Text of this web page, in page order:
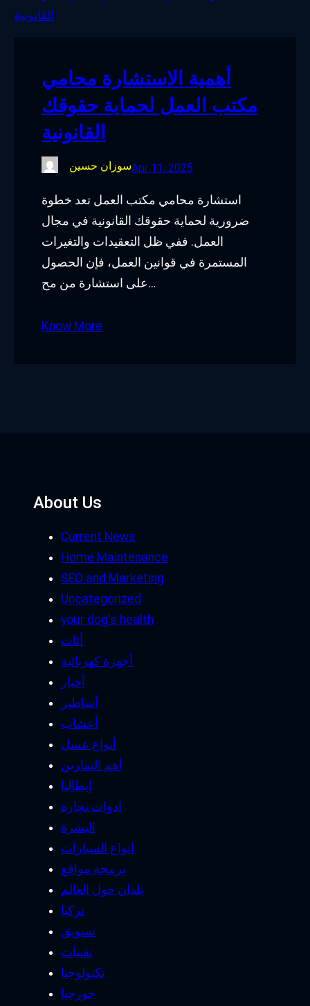
m
أهمية الاستشارة محامي
مكتب العمل لحماية حقوقك
القانونية
سوزان حسينApr 11, 2025
استشارة محامي مكتب العمل تعد خطوة
ضرورية لحماية حقوقك القانونية في مجال
العمل. ففي ظل التعقيدات والتغيرات
المستمرة في قوانين العمل، فإن الحصول
على استشارة من مح…
Know More
About Us
Current News
Home Maintenance
SEO and Marketing
Uncategorized
your dog's health
أثاث
أجهزة كهربائية
أخبار
أساطير
أعشاب
أنواع عسل
أهم التمارين
إيطاليا
ادوات نجارة
البشرة
انواع السيارات
برمجة مواقع
بلدان حول العالم
تركيا
تسويق
تقنيات
تكنولوجيا
جورجيا